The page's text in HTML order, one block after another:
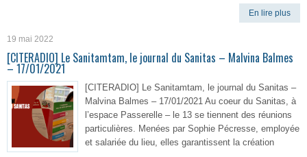
En lire plus
19 mai 2022
[CITERADIO] Le Sanitamtam, le journal du Sanitas – Malvina Balmes
– 17/01/2021
[CITERADIO] Le Sanitamtam, le journal du Sanitas –
Malvina Balmes – 17/01/2021 Au coeur du Sanitas, à
l’espace Passerelle – le 13 se tiennent des réunions
particulières. Menées par Sophie Pécresse, employée
et salariée du lieu, elles garantissent la création